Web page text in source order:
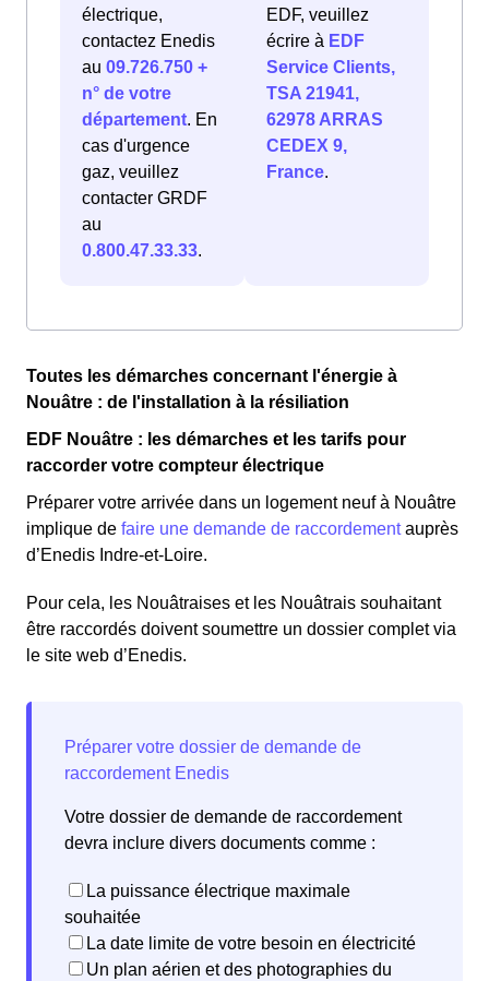
électrique,
contactez Enedis
au 09.726.750 +
n° de votre
département. En
cas d'urgence
gaz, veuillez
contacter GRDF
au
0.800.47.33.33.
EDF, veuillez
écrire à EDF
Service Clients,
TSA 21941,
62978 ARRAS
CEDEX 9,
France.
Toutes les démarches concernant l'énergie à
Nouâtre : de l'installation à la résiliation
EDF Nouâtre : les démarches et les tarifs pour
raccorder votre compteur électrique
Préparer votre arrivée dans un logement neuf à Nouâtre
implique de faire une demande de raccordementauprès
d’Enedis Indre-et-Loire.
Pour cela, les Nouâtraises et les Nouâtrais souhaitant
être raccordés doivent soumettre un dossier complet via
le site web d’Enedis.
Votre dossier de demande de raccordement
devra inclure divers documents comme :
La puissance électrique maximale
souhaitée
La date limite de votre besoin en électricité
Un plan aérien et des photographies du